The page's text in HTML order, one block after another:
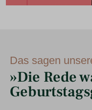
Das sagen
»Die Rede